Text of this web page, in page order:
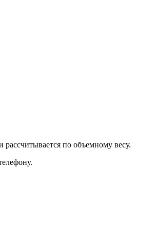
рассчитывается по объемному весу.